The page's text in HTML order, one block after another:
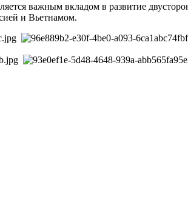
важным вкладом в развитие
и Вьетнамом.